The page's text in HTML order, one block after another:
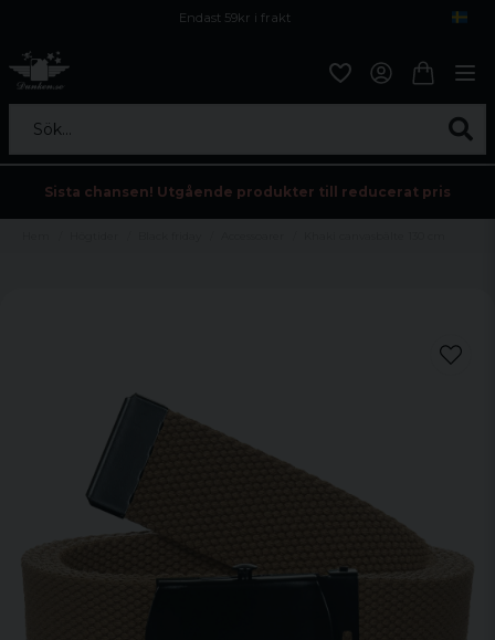
Endast 59kr i frakt
Sök...
Sista chansen! Utgående produkter till reducerat pris